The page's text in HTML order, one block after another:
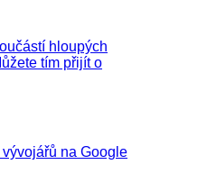
hloupých
tím přijít o
na Google